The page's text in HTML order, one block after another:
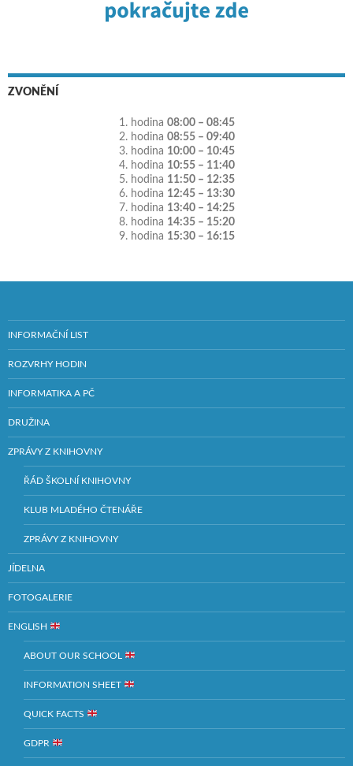
ZVONĚNÍ
1. hodina 08:00 – 08:45
2. hodina 08:55 – 09:40
3. hodina 10:00 – 10:45
4. hodina 10:55 – 11:40
5. hodina 11:50 – 12:35
6. hodina 12:45 – 13:30
7. hodina 13:40 – 14:25
8. hodina 14:35 – 15:20
9. hodina 15:30 – 16:15
INFORMAČNÍ LIST
ROZVRHY HODIN
INFORMATIKA A PČ
DRUŽINA
ZPRÁVY Z KNIHOVNY
ŘÁD ŠKOLNÍ KNIHOVNY
KLUB MLADÉHO ČTENÁŘE
ZPRÁVY Z KNIHOVNY
JÍDELNA
FOTOGALERIE
ENGLISH
ABOUT OUR SCHOOL
INFORMATION SHEET
QUICK FACTS
GDPR